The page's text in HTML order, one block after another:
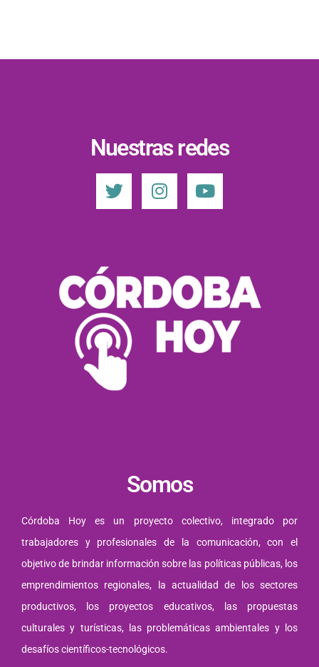
Nuestras redes
Somos
Córdoba Hoy es un proyecto colectivo, integrado por
trabajadores y profesionales de la comunicación, con el
objetivo de brindar información sobre las políticas públicas, los
emprendimientos regionales, la actualidad de los sectores
productivos, los proyectos educativos, las propuestas
culturales y turísticas, las problemáticas ambientales y los
desafíos científicos-tecnológicos.